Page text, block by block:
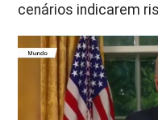
cenários indicarem